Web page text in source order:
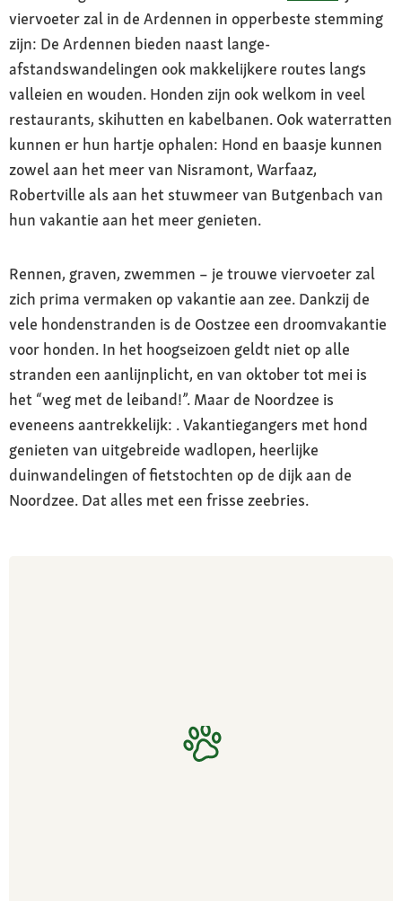
viervoeter zal in de Ardennen in opperbeste stemming
zijn: De Ardennen bieden naast lange-
afstandswandelingen ook makkelijkere routes langs
valleien en wouden. Honden zijn ook welkom in veel
restaurants, skihutten en kabelbanen. Ook waterratten
kunnen er hun hartje ophalen: Hond en baasje kunnen
zowel aan het meer van Nisramont, Warfaaz,
Robertville als aan het stuwmeer van Butgenbach van
hun vakantie aan het meer genieten.
Rennen, graven, zwemmen – je trouwe viervoeter zal
zich prima vermaken op vakantie aan zee. Dankzij de
vele hondenstranden is de Oostzee een droomvakantie
voor honden. In het hoogseizoen geldt niet op alle
stranden een aanlijnplicht, en van oktober tot mei is
het “weg met de leiband!”. Maar de Noordzee is
eveneens aantrekkelijk: . Vakantiegangers met hond
genieten van uitgebreide wadlopen, heerlijke
duinwandelingen of fietstochten op de dijk aan de
Noordzee. Dat alles met een frisse zeebries.